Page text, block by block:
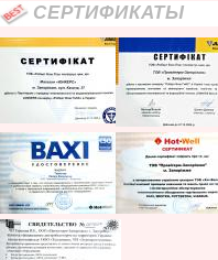
СЕРТИФИКАТЫ